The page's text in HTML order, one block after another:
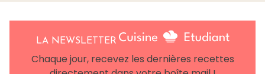
LA NEWSLETTER
Chaque jour, recevez les dernières recettes